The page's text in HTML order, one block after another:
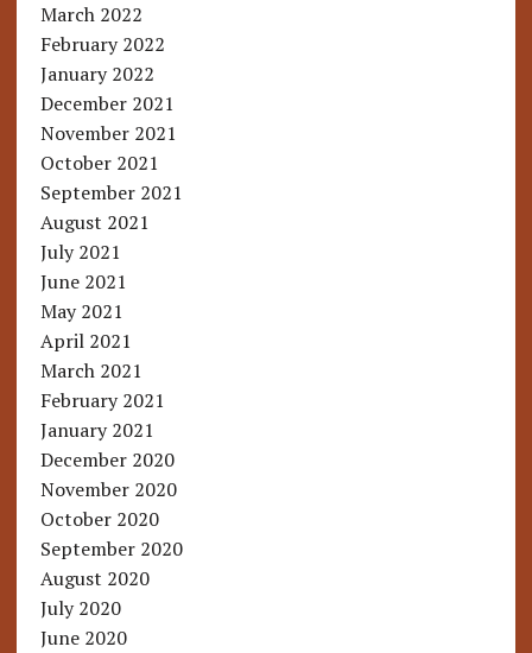
March 2022
February 2022
January 2022
December 2021
November 2021
October 2021
September 2021
August 2021
July 2021
June 2021
May 2021
April 2021
March 2021
February 2021
January 2021
December 2020
November 2020
October 2020
September 2020
August 2020
July 2020
June 2020